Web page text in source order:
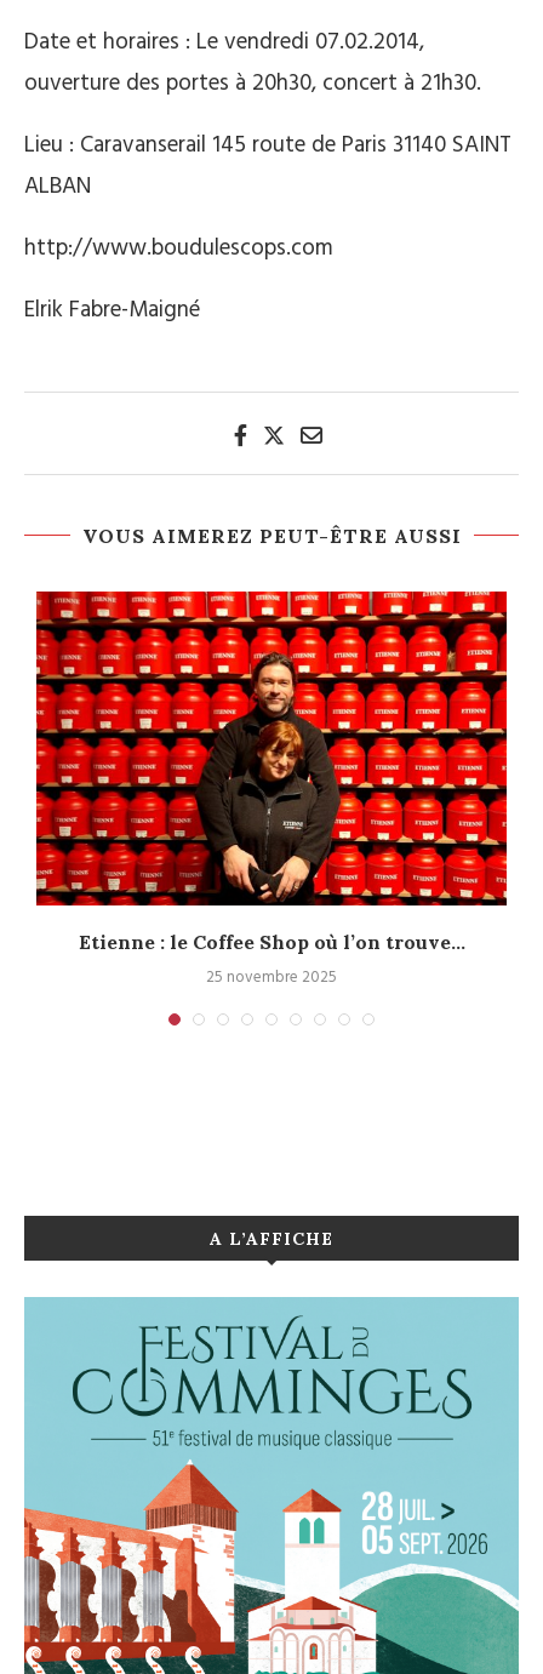
Date et horaires : Le vendredi 07.02.2014,
ouverture des portes à 20h30, concert à 21h30.
Lieu : Caravanserail 145 route de Paris 31140 SAINT
ALBAN
http://www.boudulescops.com
Elrik Fabre-Maigné
VOUS AIMEREZ PEUT-ÊTRE AUSSI
Etienne : le Coffee Shop où l’on trouve...
25 novembre 2025
A L’AFFICHE